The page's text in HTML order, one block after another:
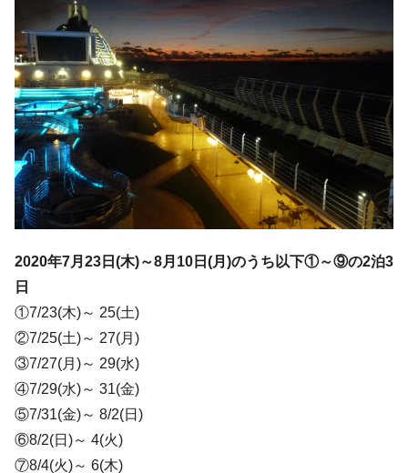
2020年7月23日(木)～8月10日(月)のうち以下①～⑨の2泊3
日
①7/23(木)～ 25(土)
②7/25(土)～ 27(月)
③7/27(月)～ 29(水)
④7/29(水)～ 31(金)
⑤7/31(金)～ 8/2(日)
⑥8/2(日)～ 4(火)
⑦8/4(火)～ 6(木)